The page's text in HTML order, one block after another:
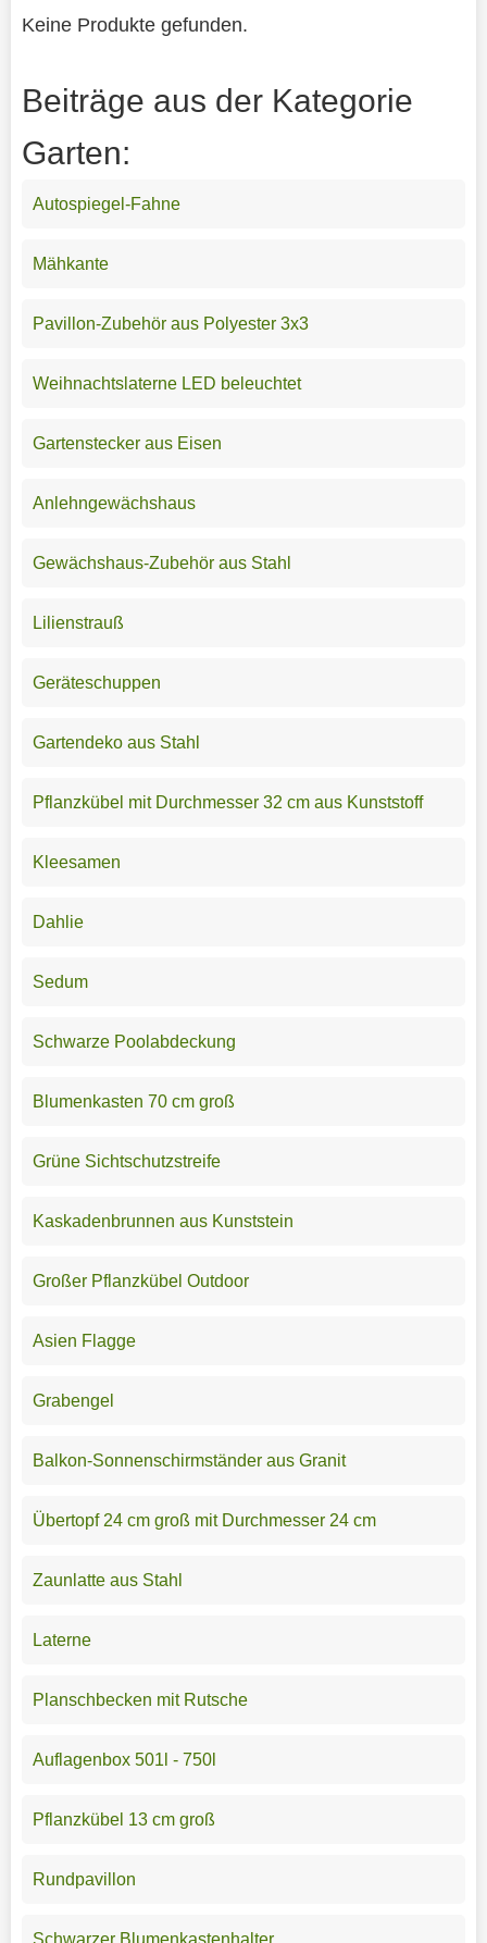
Keine Produkte gefunden.
Beiträge aus der Kategorie
Garten:
Autospiegel-Fahne
Mähkante
Pavillon-Zubehör aus Polyester 3x3
Weihnachtslaterne LED beleuchtet
Gartenstecker aus Eisen
Anlehngewächshaus
Gewächshaus-Zubehör aus Stahl
Lilienstrauß
Geräteschuppen
Gartendeko aus Stahl
Pflanzkübel mit Durchmesser 32 cm aus Kunststoff
Kleesamen
Dahlie
Sedum
Schwarze Poolabdeckung
Blumenkasten 70 cm groß
Grüne Sichtschutzstreife
Kaskadenbrunnen aus Kunststein
Großer Pflanzkübel Outdoor
Asien Flagge
Grabengel
Balkon-Sonnenschirmständer aus Granit
Übertopf 24 cm groß mit Durchmesser 24 cm
Zaunlatte aus Stahl
Laterne
Planschbecken mit Rutsche
Auflagenbox 501l - 750l
Pflanzkübel 13 cm groß
Rundpavillon
Schwarzer Blumenkastenhalter